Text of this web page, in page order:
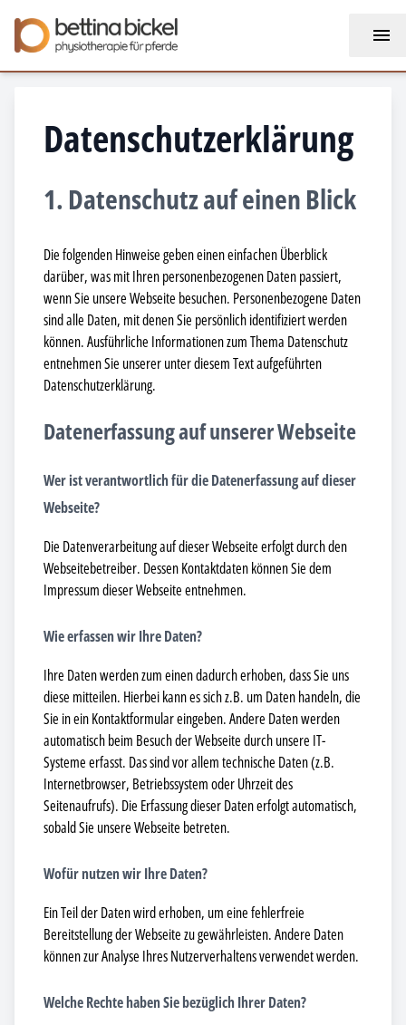
Datenschutzerklärung
1. Datenschutz auf einen Blick
Die folgenden Hinweise geben einen einfachen Überblick
darüber, was mit Ihren personenbezogenen Daten passiert,
wenn Sie unsere Webseite besuchen. Personenbezogene Daten
sind alle Daten, mit denen Sie persönlich identifiziert werden
können. Ausführliche Informationen zum Thema Datenschutz
entnehmen Sie unserer unter diesem Text aufgeführten
Datenschutzerklärung.
Datenerfassung auf unserer Webseite
Wer ist verantwortlich für die Datenerfassung auf dieser
Webseite?
Die Datenverarbeitung auf dieser Webseite erfolgt durch den
Webseitebetreiber. Dessen Kontaktdaten können Sie dem
Impressum dieser Webseite entnehmen.
Wie erfassen wir Ihre Daten?
Ihre Daten werden zum einen dadurch erhoben, dass Sie uns
diese mitteilen. Hierbei kann es sich z.B. um Daten handeln, die
Sie in ein Kontaktformular eingeben. Andere Daten werden
automatisch beim Besuch der Webseite durch unsere IT-
Systeme erfasst. Das sind vor allem technische Daten (z.B.
Internetbrowser, Betriebssystem oder Uhrzeit des
Seitenaufrufs). Die Erfassung dieser Daten erfolgt automatisch,
sobald Sie unsere Webseite betreten.
Wofür nutzen wir Ihre Daten?
Ein Teil der Daten wird erhoben, um eine fehlerfreie
Bereitstellung der Webseite zu gewährleisten. Andere Daten
können zur Analyse Ihres Nutzerverhaltens verwendet werden.
Welche Rechte haben Sie bezüglich Ihrer Daten?